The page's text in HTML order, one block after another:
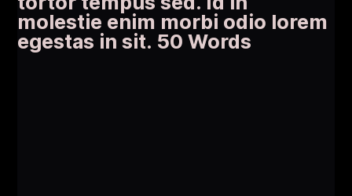
molestie enim morbi odio lorem
egestas in sit. 50 Words